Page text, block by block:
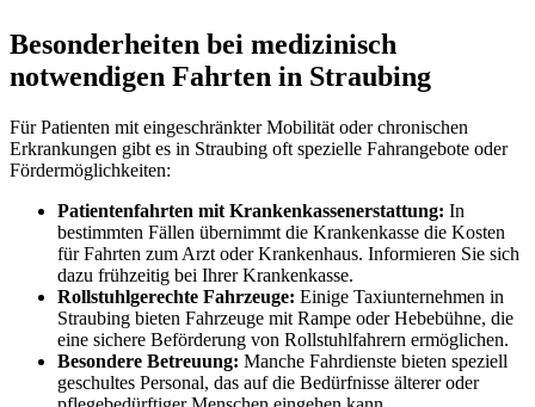
Besonderheiten bei medizinisch
notwendigen Fahrten in Straubing
Für Patienten mit eingeschränkter Mobilität oder chronischen
Erkrankungen gibt es in Straubing oft spezielle Fahrangebote oder
Fördermöglichkeiten:
Patientenfahrten mit Krankenkassenerstattung: In
bestimmten Fällen übernimmt die Krankenkasse die Kosten
für Fahrten zum Arzt oder Krankenhaus. Informieren Sie sich
dazu frühzeitig bei Ihrer Krankenkasse.
Rollstuhlgerechte Fahrzeuge: Einige Taxiunternehmen in
Straubing bieten Fahrzeuge mit Rampe oder Hebebühne, die
eine sichere Beförderung von Rollstuhlfahrern ermöglichen.
Besondere Betreuung: Manche Fahrdienste bieten speziell
geschultes Personal, das auf die Bedürfnisse älterer oder